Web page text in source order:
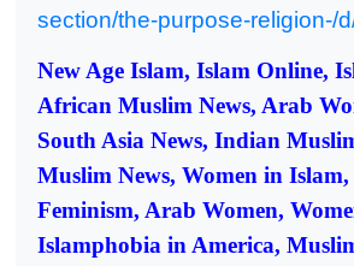
section/the-purpose-religion-/
New Age Islam, Islam Online,
African Muslim News, Arab
South Asia News, Indian
Muslim News, Women in
Feminism, Arab Women,
Islamphobia in America,